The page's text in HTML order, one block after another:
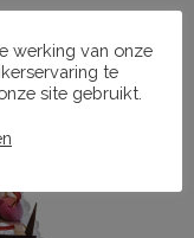
werking van onze
te
site gebruikt.